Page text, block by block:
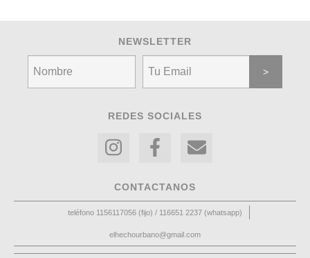
NEWSLETTER
REDES SOCIALES
CONTACTANOS
teléfono 1156117056 (fijo) / 116651 2237 (whatsapp)
elhechourbano@gmail.com